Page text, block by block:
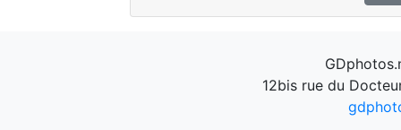
12bis rue du